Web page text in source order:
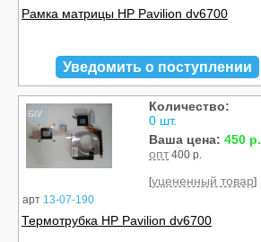
Рамка матрицы HP Pavilion dv6700
Уведомить о поступлении
Б/У
арт 13-07-190
Количество:
0 шт.
Ваша цена: 450 р.
опт 400 р.
[уцененный товар]
Термотрубка HP Pavilion dv6700